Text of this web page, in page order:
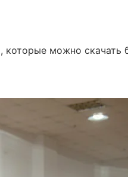
можно скачать